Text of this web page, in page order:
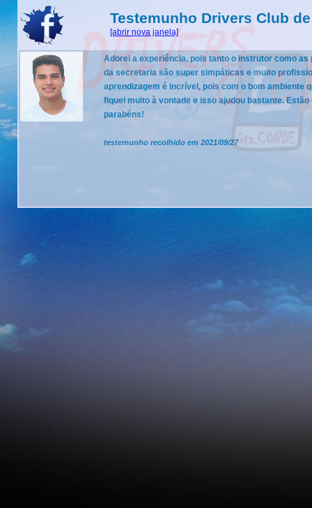
Testemunho Drivers Club
[abrir nova janela]
Adorei a experiência, pois tanto o instrutor como as
da secretaria são super simpáticas e muito
aprendizagem é incrível, pois com o bom ambiente
fiquei muito à vontade e isso ajudou bastante. Estão
parabéns!
testemunho recolhido em 2021/09/27